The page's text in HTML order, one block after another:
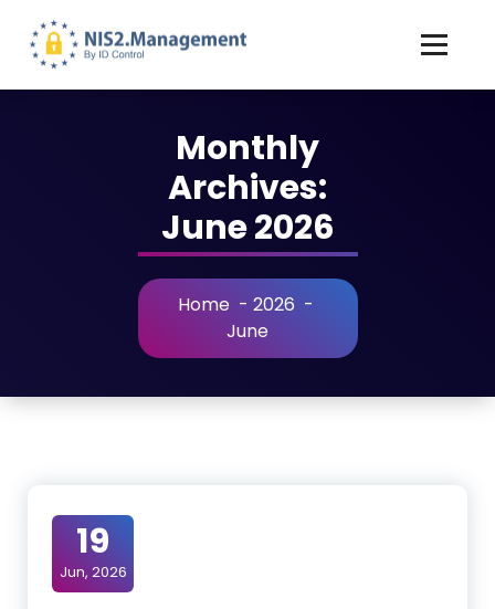
Monthly
Archives:
June 2026
Home- 2026 -
June
19
Jun, 2026